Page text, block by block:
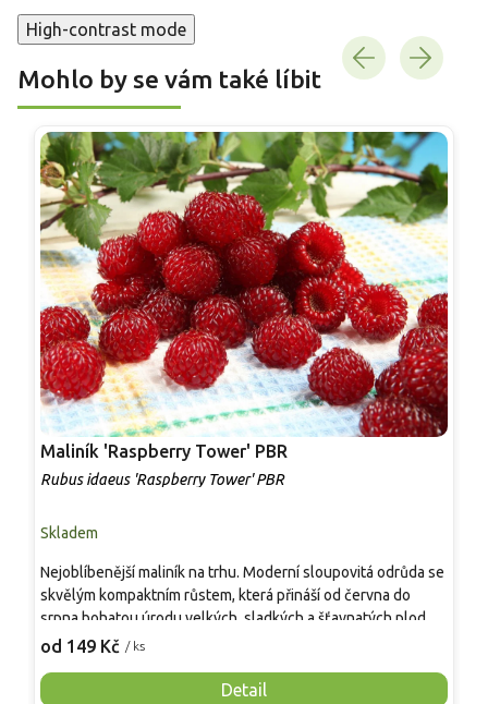
High-contrast mode
Mohlo by se vám také líbit
Maliník 'Raspberry Tower' PBR
Rubus idaeus 'Raspberry Tower' PBR
Skladem
od 149 Kč / ks
Detail
Nejoblíbenější maliník na trhu. Moderní sloupovitá odrůda se
skvělým kompaktním růstem, která přináší od června do
srpna bohatou úrodu velkých, sladkých a šťavnatých plodů.
Pevné vzpřímené výhony tvoří elegantní habitus bez
Mrazuvzdornost do −25 °C a spolehlivá vitalita z něj dělají